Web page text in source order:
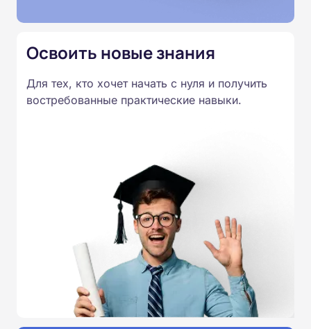
Освоить новые знания
Для тех, кто хочет начать с нуля и получить
востребованные практические навыки.